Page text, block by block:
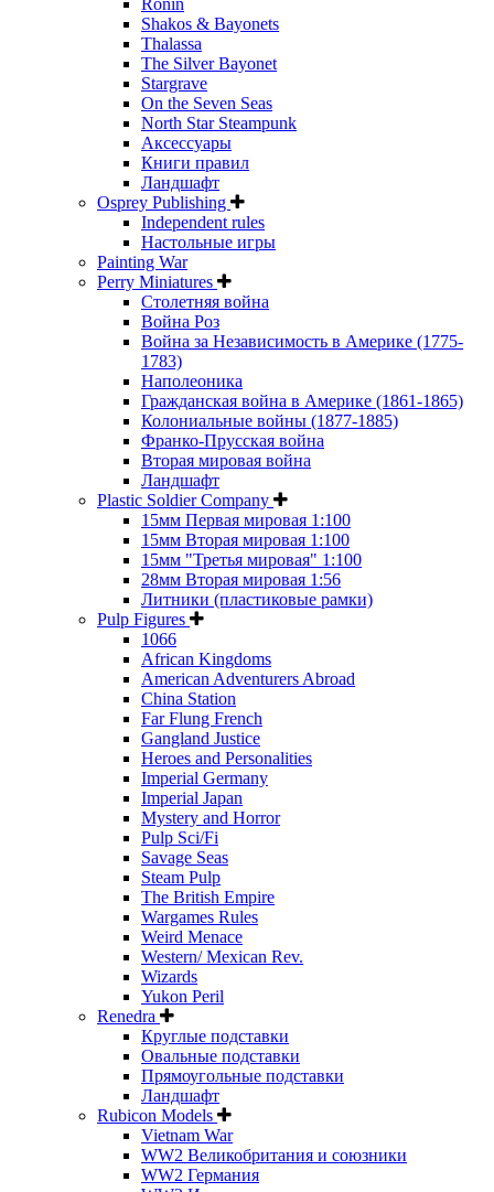
Ronin
Shakos & Bayonets
Thalassa
The Silver Bayonet
Stargrave
On the Seven Seas
North Star Steampunk
Аксессуары
Книги правил
Ландшафт
Osprey Publishing
Independent rules
Настольные игры
Painting War
Perry Miniatures
Столетняя война
Война Роз
Война за Независимость в Америке (1775-
1783)
Наполеоника
Гражданская война в Америке (1861-1865)
Колониальные войны (1877-1885)
Франко-Прусская война
Вторая мировая война
Ландшафт
Plastic Soldier Company
15мм Первая мировая 1:100
15мм Вторая мировая 1:100
15мм "Третья мировая" 1:100
28мм Вторая мировая 1:56
Литники (пластиковые рамки)
Pulp Figures
1066
African Kingdoms
American Adventurers Abroad
China Station
Far Flung French
Gangland Justice
Heroes and Personalities
Imperial Germany
Imperial Japan
Mystery and Horror
Pulp Sci/Fi
Savage Seas
Steam Pulp
The British Empire
Wargames Rules
Weird Menace
Western/ Mexican Rev.
Wizards
Yukon Peril
Renedra
Круглые подставки
Овальные подставки
Прямоугольные подставки
Ландшафт
Rubicon Models
Vietnam War
WW2 Великобритания и союзники
WW2 Германия